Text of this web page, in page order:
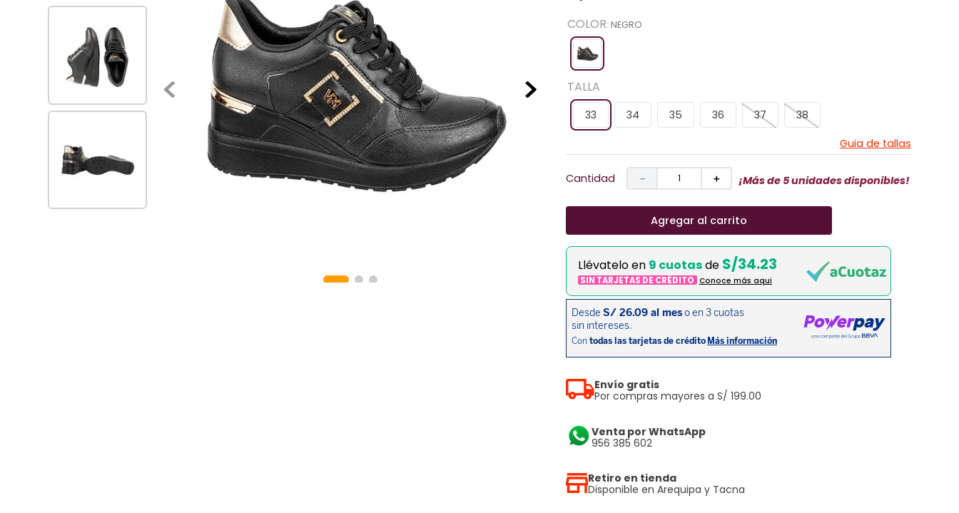
COLOR: NEGRO
TALLA
33 34 35 36 37
38
Guia de tallas
Cantidad ＋
－ ¡Más de 5 unidades disponibles!
Agregar al carrito
Llévatelo en 9 cuotasde S/34.23
SIN TARJETAS DE CRÉDITO Conoce más aqui
Envío gratis
Por compras mayores a S/ 199.00
Venta por WhatsApp
956 385 602
Retiro en tienda
Disponible en Arequipa y Tacna
blancos
beige
zapatos
zapatillas mujer